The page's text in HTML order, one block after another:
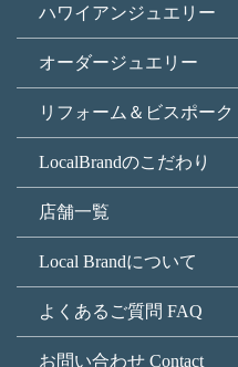
ハワイアンジュエリー
オーダージュエリー
リフォーム＆ビスポーク
LocalBrandのこだわり
店舗一覧
Local Brandについて
よくあるご質問 FAQ
お問い合わせ Contact